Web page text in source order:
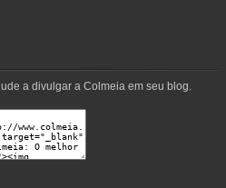
a divulgar a Colmeia em seu blog.